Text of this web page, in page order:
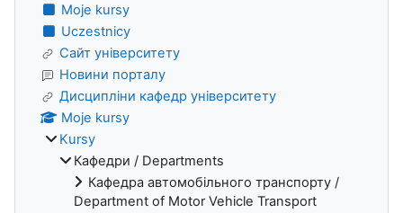
Moje kursy
Uczestnicy
Сайт університету
Новини порталу
Дисципліни кафедр університету
Moje kursy
Kursy
Кафедри / Departments
Кафедра автомобільного транспорту /
Department of Motor Vehicle Transport